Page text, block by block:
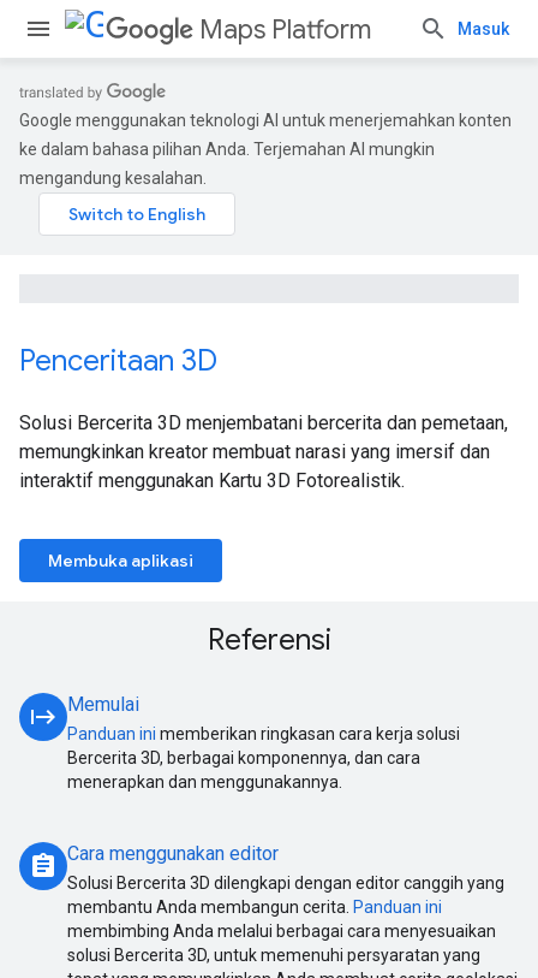
Maps Platform Masuk
Google menggunakan teknologi AI untuk menerjemahkan konten
ke dalam bahasa pilihan Anda. Terjemahan AI mungkin
mengandung kesalahan.
Penceritaan 3D
Solusi Bercerita 3D menjembatani bercerita dan pemetaan,
memungkinkan kreator membuat narasi yang imersif dan
interaktif menggunakan Kartu 3D Fotorealistik.
Membuka aplikasi
Referensi
start Memulai
Panduan ini memberikan ringkasan cara kerja solusi
Bercerita 3D, berbagai komponennya, dan cara
menerapkan dan menggunakannya.
assignment Cara menggunakan editor
Solusi Bercerita 3D dilengkapi dengan editor canggih yang
membantu Anda membangun cerita. Panduan ini
membimbing Anda melalui berbagai cara menyesuaikan
solusi Bercerita 3D, untuk memenuhi persyaratan yang